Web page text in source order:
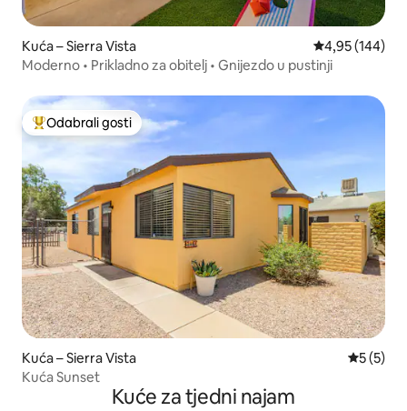
Kuća – Sierra Vista Prosječna
4,95 (144)
Moderno • Prikladno za obitelj • Gnijezdo u pustinji
Među najviše rangiranima s oznakom „Odabrali gosti”
Odabrali gosti
Kuća – Sierra Vista
5 (5)
Kuća Sunset
Kuće za tjedni najam